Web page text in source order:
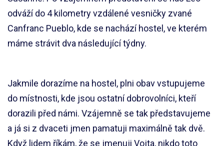
odváží do 4 kilometry vzdálené vesničky zvané
Canfranc Pueblo, kde se nachází hostel, ve kterém
máme strávit dva následující týdny.
Jakmile dorazíme na hostel, plni obav vstupujeme
do místnosti, kde jsou ostatní dobrovolníci, kteří
dorazili před námi. Vzájemně se tak představujeme
a já si z dvaceti jmen pamatuji maximálně tak dvě.
Když lidem říkám, že se jmenuji Vojta, nikdo toto